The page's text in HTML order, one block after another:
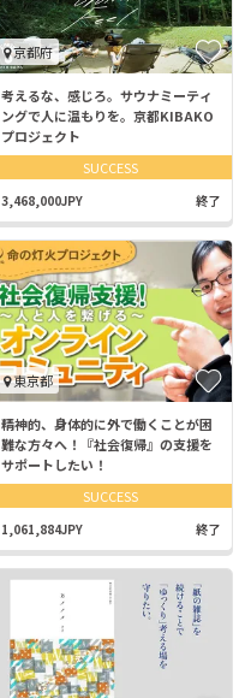
京都府
考えるな、感じろ。サウナミーティ
ングで人に温もりを。京都KIBAKO
プロジェクト
SUCCESS
3,468,000JPY 終了
東京都
精神的、身体的に外で働くことが困
難な方々へ！『社会復帰』の支援を
サポートしたい！
SUCCESS
1,061,884JPY 終了